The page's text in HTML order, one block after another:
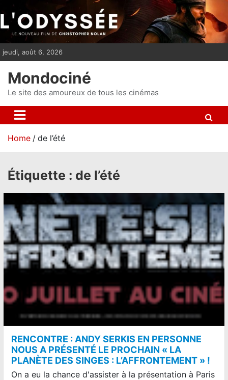
i
p
t
n
t
jeudi, août 6, 2026
Mondociné
Le site des amoureux de tous les cinémas
Home de l’été
Étiquette : de l’été
RENCONTRE : ANDY SERKIS EN PERSONNE
NOUS A PRÉSENTÉ LE PROCHAIN « LA
PLANÈTE DES SINGES : L’AFFRONTEMENT » !
On a eu la chance d'assister à la présentation à Paris